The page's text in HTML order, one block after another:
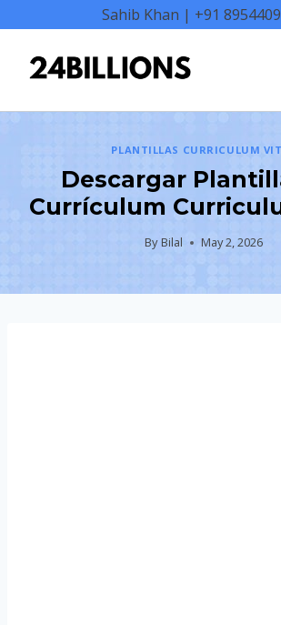
content
Sahib Khan | +91
PLANTILLAS CURRICULUM
Descargar
Currículum
ByBilal May 2, 2026